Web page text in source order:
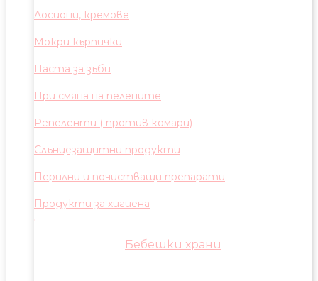
Лосиони, кремове
Мокри кърпички
Паста за зъби
При смяна на пелените
Репеленти ( против комари)
Слънцезащитни продукти
Перилни и почистващи препарати
Продукти за хигиена
Бебешки храни